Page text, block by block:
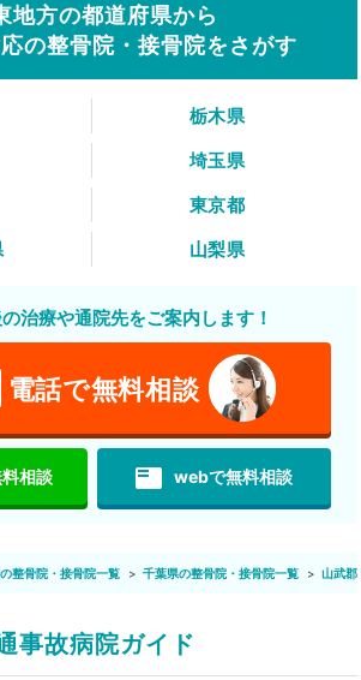
地方の都道府県から
の整骨院・接骨院をさがす
栃木県
埼玉県
東京都
山梨県
治療や通院先をご案内します！
電話で無料相談
相談 featured_play_list webで無料相談
整骨院・接骨院一覧 千葉県の整骨院・接骨院一覧 山武郡
事故病院ガイド